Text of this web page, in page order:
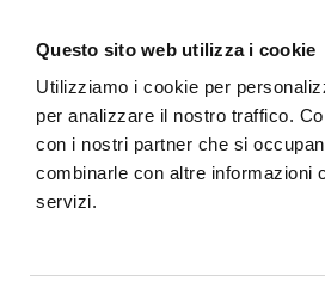
Questo sito web utilizza i cookie
Utilizziamo i cookie per
per analizzare il nostro traffico.
con i nostri partner che si
combinarle con altre informazioni
servizi.